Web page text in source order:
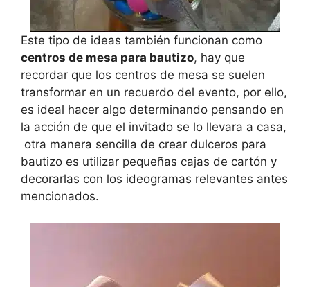
Este tipo de ideas también funcionan como
centros de mesa para bautizo, hay que
recordar que los centros de mesa se suelen
transformar en un recuerdo del evento, por ello,
es ideal hacer algo determinando pensando en
la acción de que el invitado se lo llevara a casa,
otra manera sencilla de crear dulceros para
bautizo es utilizar pequeñas cajas de cartón y
decorarlas con los ideogramas relevantes antes
mencionados.